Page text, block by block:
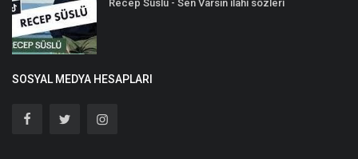
Recep Süslü - Sen Varsın ilahi sözleri
SOSYAL MEDYA HESAPLARI